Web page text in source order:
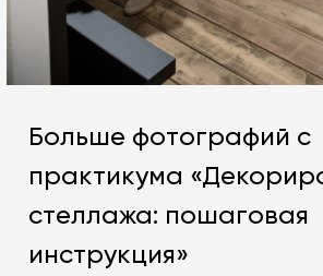
Больше фотографий с
практикума
стеллажа: пошаговая
инструкция»